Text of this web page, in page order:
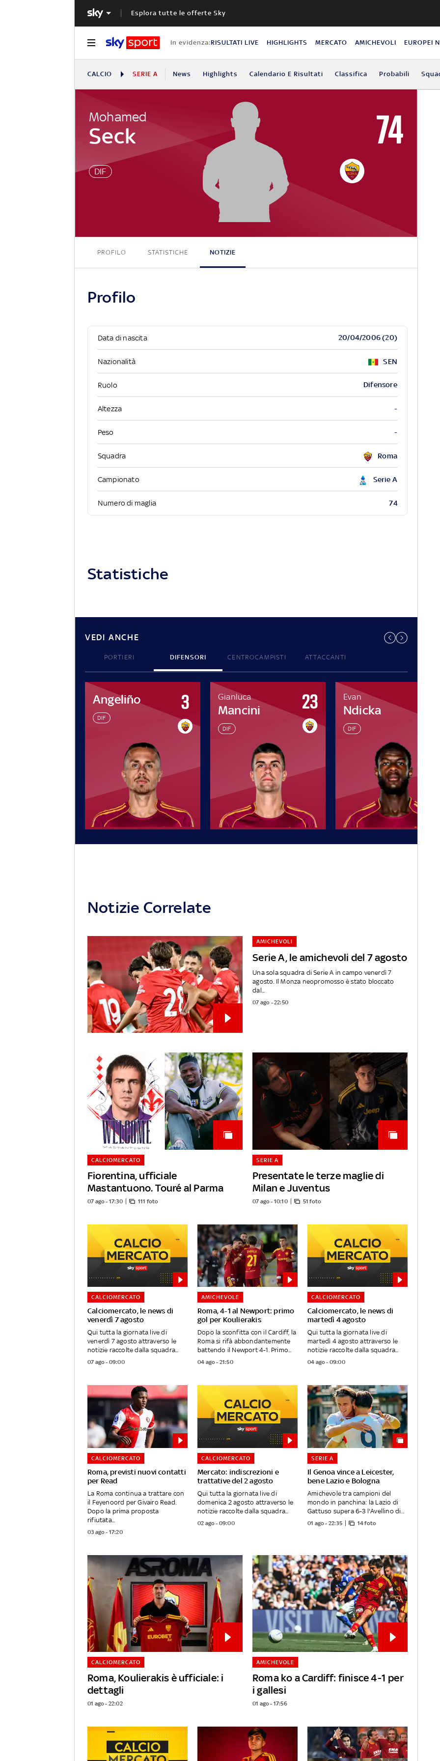
Esplora tutte le offerte Sky
In evidenza:RISULTATI LIVE HIGHLIGHTS MERCATO AMICHEVOLI EUROPEI
CALCIO SERIE A News Highlights Calendario E Risultati Classifica Probabili
Mohamed
Seck
DIF
74
Mohamed Seck
PROFILO STATISTICHE NOTIZIE
Profilo
Data di nascita 20/04/2006 (20)
Nazionalità SEN
Ruolo Difensore
Altezza -
Peso -
Squadra Roma
Campionato Serie A
Numero di maglia 74
Statistiche
VEDI ANCHE
PORTIERI DIFENSORI CENTROCAMPISTI ATTACCANTI
Angeliño
DIF
3 Gianluca
Mancini
DIF
23 Evan
Ndicka
DIF
Notizie Correlate
Serie A, le amichevoli del 7 agosto
AMICHEVOLI
Una sola squadra di Serie A in campo venerdì 7
agosto. Il Monza neopromosso è stato bloccato
dal...
07 ago - 22:50
Fiorentina, ufficiale
Mastantuono. Touré al Parma
CALCIOMERCATO
07 ago - 17:30 111 foto
Presentate le terze maglie di
Milan e Juventus
SERIE A
07 ago - 10:10 51 foto
Calciomercato, le news di
venerdì 7 agosto
CALCIOMERCATO
Qui tutta la giornata live di
venerdì 7 agosto attraverso le
notizie raccolte dalla squadra...
07 ago - 09:00
Roma, 4-1 al Newport: primo
gol per Koulierakis
AMICHEVOLE
Dopo la sconfitta con il Cardiff, la
Roma si rifà abbondantemente
battendo il Newport 4-1. Primo...
04 ago - 21:50
Calciomercato, le news di
martedì 4 agosto
CALCIOMERCATO
Qui tutta la giornata live di
martedì 4 agosto attraverso le
notizie raccolte dalla squadra...
04 ago - 09:00
Roma, previsti nuovi contatti
per Read
CALCIOMERCATO
La Roma continua a trattare con
il Feyenoord per Givairo Read.
Dopo la prima proposta
rifiutata...
03 ago - 17:20
Mercato: indiscrezioni e
trattative del 2 agosto
CALCIOMERCATO
Qui tutta la giornata live di
domenica 2 agosto attraverso le
notizie raccolte dalla squadra...
02 ago - 09:00
Il Genoa vince a Leicester,
bene Lazio e Bologna
SERIE A
Amichevole tra campioni del
mondo in panchina: la Lazio di
Gattuso supera 6-3 l'Avellino di...
01 ago - 22:35 14 foto
Roma, Koulierakis è ufficiale: i
dettagli
CALCIOMERCATO
01 ago - 22:02
Roma ko a Cardiff: finisce 4-1 per
i gallesi
AMICHEVOLE
01 ago - 17:56